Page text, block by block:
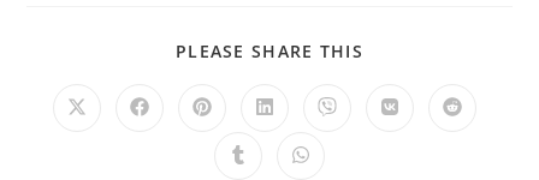
PLEASE SHARE THIS